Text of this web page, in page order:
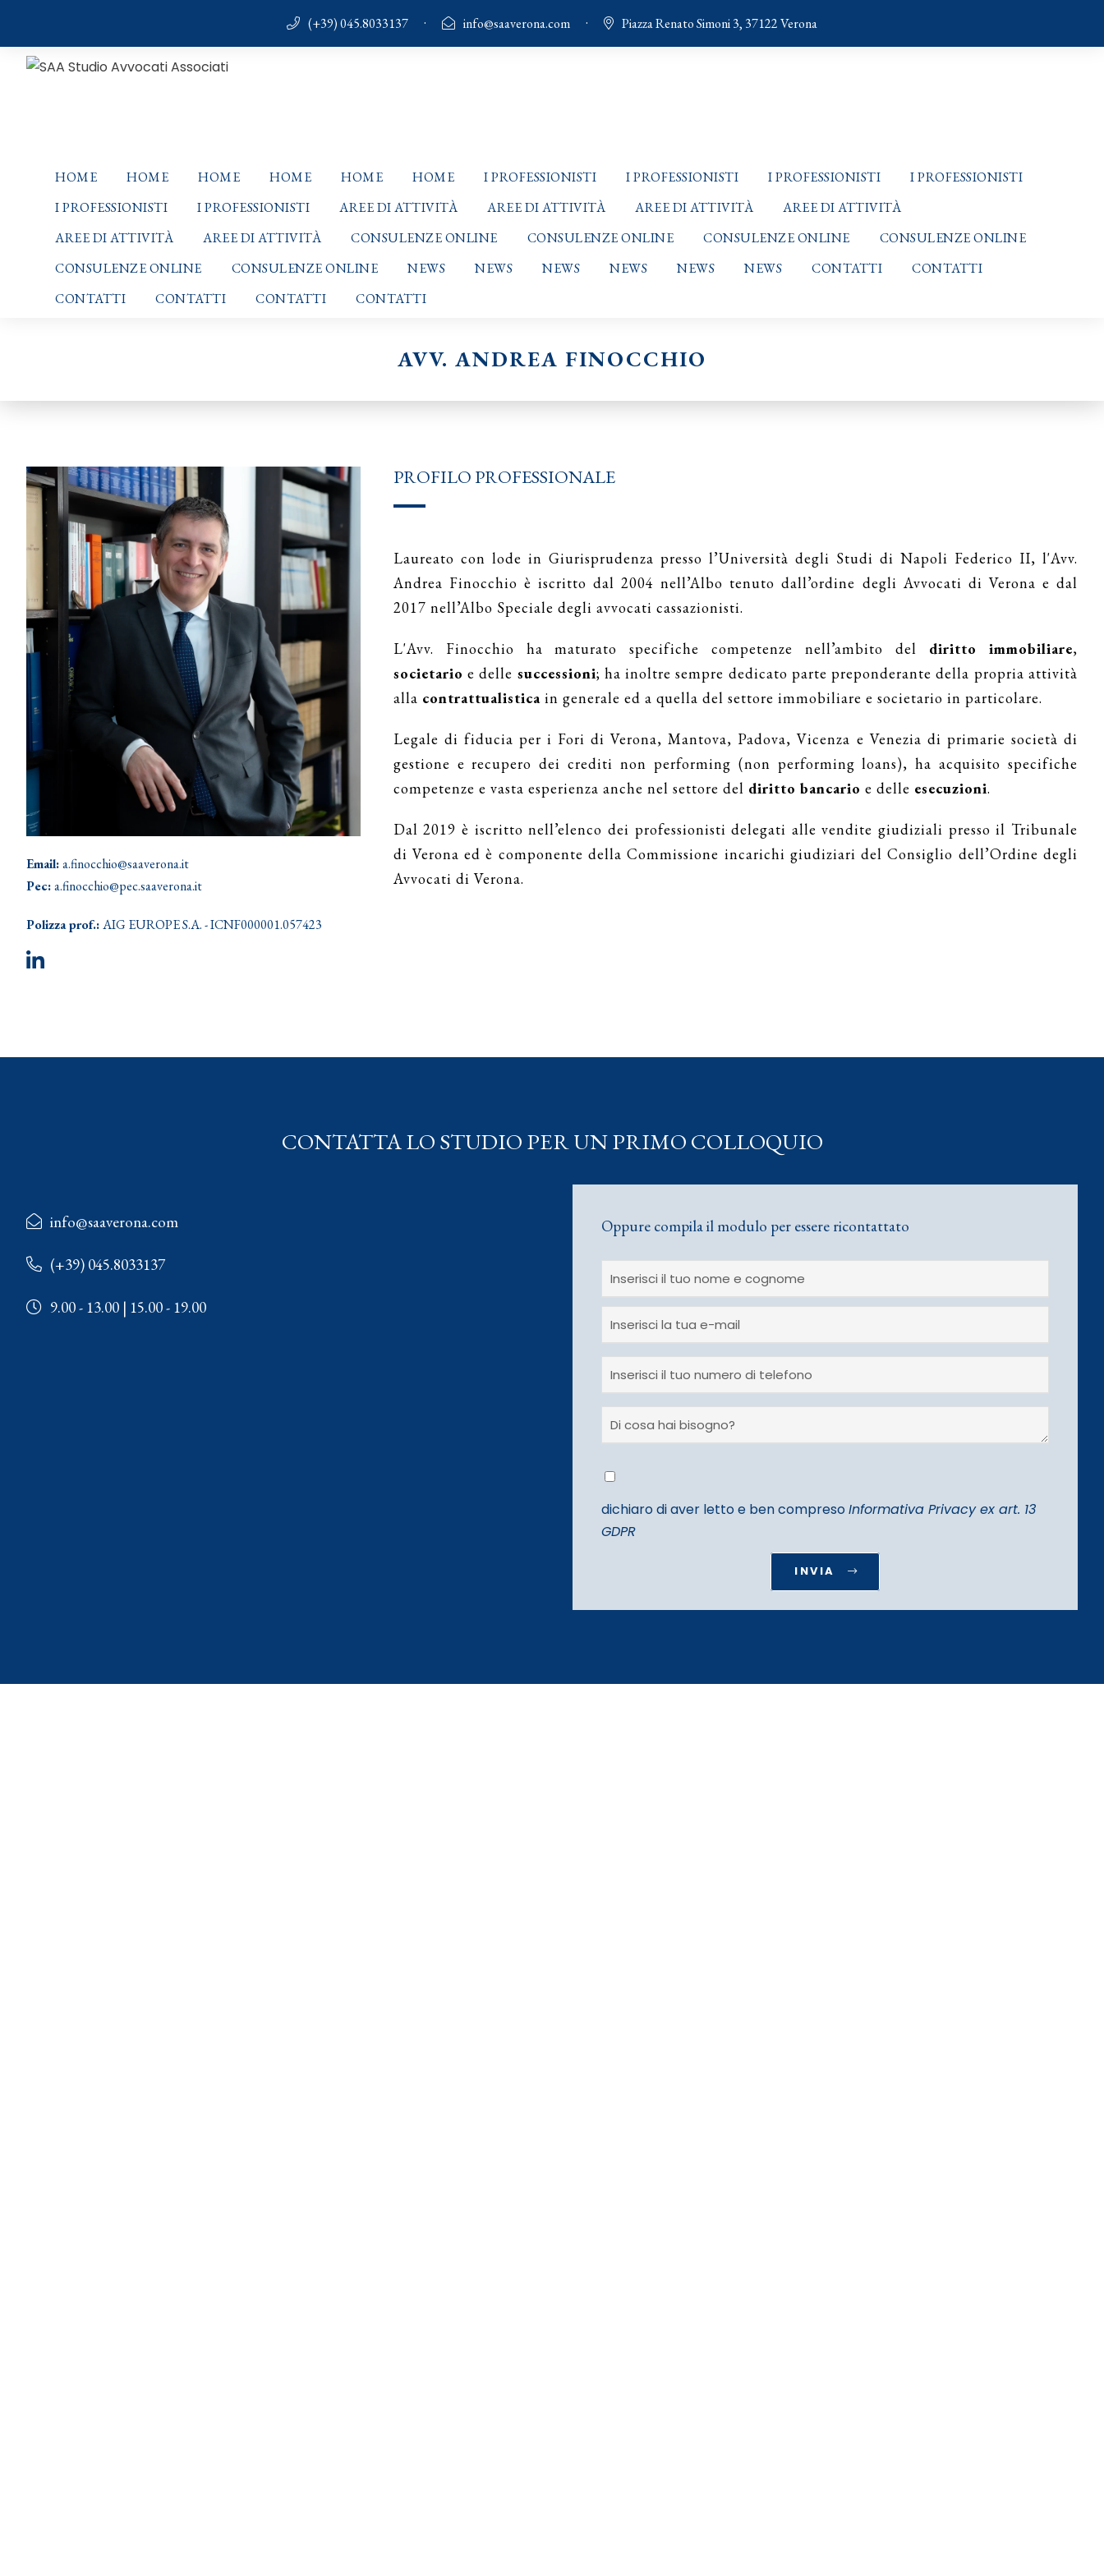
(+39) 045.8033137 · info@saaverona.com · Piazza Renato Simoni 3, 37122 Verona
HOME HOME HOME HOME HOME HOME I PROFESSIONISTI I PROFESSIONISTI I PROFESSIONISTI
I PROFESSIONISTI
I PROFESSIONISTI
I PROFESSIONISTI AREE DI ATTIVITÀ AREE DI ATTIVITÀ AREE DI ATTIVITÀ
AREE DI ATTIVITÀ
AREE DI ATTIVITÀ
AREE DI ATTIVITÀ CONSULENZE ONLINE CONSULENZE ONLINE CONSULENZE ONLINE
CONSULENZE ONLINE
CONSULENZE ONLINE
CONSULENZE ONLINE NEWS NEWS NEWS NEWS NEWS NEWS CONTATTI
CONTATTI
CONTATTI
CONTATTI CONTATTI CONTATTI
AVV. ANDREA FINOCCHIO
Email:a.finocchio@saaverona.it
Pec:a.finocchio@pec.saaverona.it
Polizza prof.:AIG EUROPE S.A. - ICNF000001.057423
PROFILO PROFESSIONALE
Laureato con lode in Giurisprudenza presso l’Università degli Studi di Napoli Federico II, l'Avv.
Andrea Finocchio è iscritto dal 2004 nell’Albo tenuto dall’ordine degli Avvocati di Verona e dal
2017 nell’Albo Speciale degli avvocati cassazionisti.
L'Avv. Finocchio ha maturato specifiche competenze nell’ambito del diritto immobiliare,
societario e delle successioni; ha inoltre sempre dedicato parte preponderante della propria attività
alla contrattualisticain generale ed a quella del settore immobiliare e societario in particolare.
Legale di fiducia per i Fori di Verona, Mantova, Padova, Vicenza e Venezia di primarie società di
gestione e recupero dei crediti non performing (non performing loans), ha acquisito specifiche
competenze e vasta esperienza anche nel settore del diritto bancario e delle esecuzioni.
Dal 2019 è iscritto nell’elenco dei professionisti delegati alle vendite giudiziali presso il Tribunale
di Verona ed è componente della Commissione incarichi giudiziari del Consiglio dell’Ordine degli
Avvocati di Verona.
CONTATTA LO STUDIO PER UN PRIMO COLLOQUIO
info@saaverona.com
(+39) 045.8033137
9.00 - 13.00 | 15.00 - 19.00
Oppure compila il modulo per essere ricontattato
dichiaro di aver letto e ben compresoInformativa Privacy ex art. 13
GDPR
INVIA